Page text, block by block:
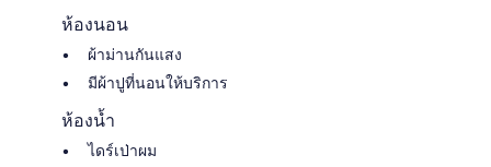
ห้องนอน
ผ้าม่านกันแสง
มีผ้าปูที่นอนให้บริการ
ห้องน้ำ
ไดร์เป่าผม